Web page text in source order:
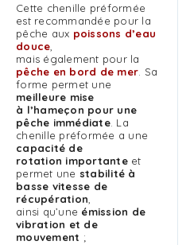
Cette chenille préformée
est recommandée pour la
pêche aux poissons d’eau
douce
mais également pour la
pêche en bord de mer . Sa
forme permet une
meilleure mise
à l’hameçon pour une
pêche immédiate. La
chenille préformée a une
capacité de
rotation importanteet
permet une stabilité à
basse vitesse de
récupération
ainsi qu’une émission de
vibration et de
mouvement ;